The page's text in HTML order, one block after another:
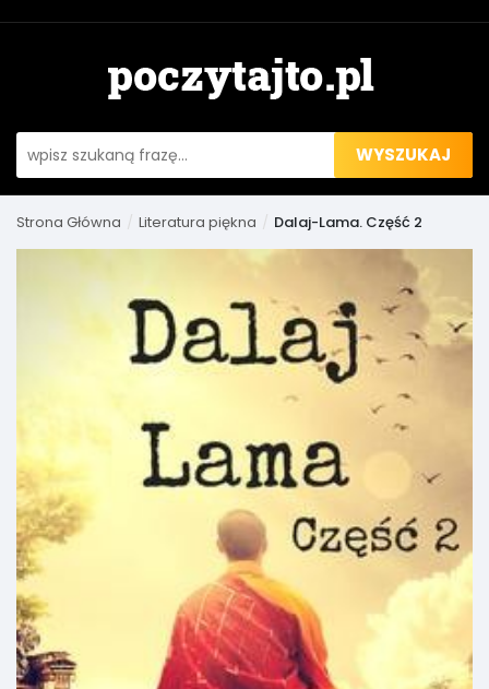
WYSZUKAJ
Strona Główna Literatura piękna Dalaj-Lama. Część 2